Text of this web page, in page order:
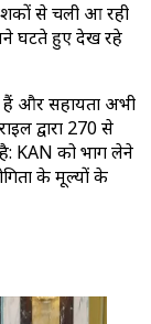
से चली आ रही
घटते हुए देख रहे
हैं और सहायता अभी
द्वारा 270 से
है: KAN को भाग लेने
के मूल्यों के